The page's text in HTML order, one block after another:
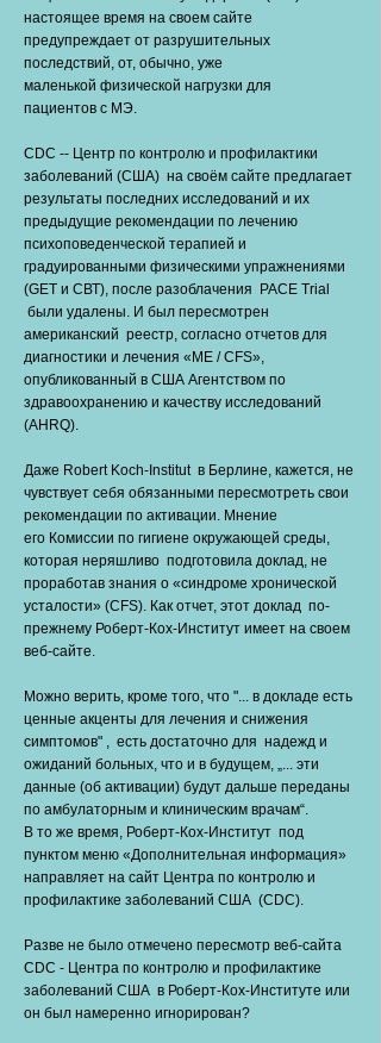
настоящее время на своем сайте
предупреждает от разрушительных
последствий, от, обычно, уже
маленькой физической нагрузки для
пациентов с МЭ.
CDC -- Центр по контролю и профилактики
заболеваний (США) на своём сайте предлагает
результаты последних исследований и их
предыдущие рекомендации по лечению
психоповеденческой терапией и
градуированными физическими упражнениями
(GET и СВТ), после разоблачения РАСЕ Trial
были удалены. И был пересмотрен
американский реестр, согласно отчетов для
диагностики и лечения «ME / CFS»,
опубликованный в США Агентством по
здравоохранению и качеству исследований
(AHRQ).
Даже Robert Koch-Institut в Берлине, кажется, не
чувствует себя обязанными пересмотреть свои
рекомендации по активации. Мнение
его Комиссии по гигиене окружающей среды,
которая неряшливо подготовила доклад, не
проработав знания о «синдроме хронической
усталости» (CFS). Как отчет, этот доклад по-
прежнему Роберт-Кох-Институт имеет на своем
веб-сайте.
Можно верить, кроме того, что "... в докладе есть
ценные акценты для лечения и снижения
симптомов" , есть достаточно для надежд и
ожиданий больных, что и в будущем, „... эти
данные (об активации) будут дальше переданы
по амбулаторным и клиническим врачам“.
В то же время, Роберт-Кох-Институт под
пунктом меню «Дополнительная информация»
направляет на сайт Центра по контролю и
профилактике заболеваний США (CDC).
Разве не было отмечено пересмотр веб-сайта
CDC - Центра по контролю и профилактике
заболеваний США в Роберт-Кох-Институте или
он был намеренно игнорирован?